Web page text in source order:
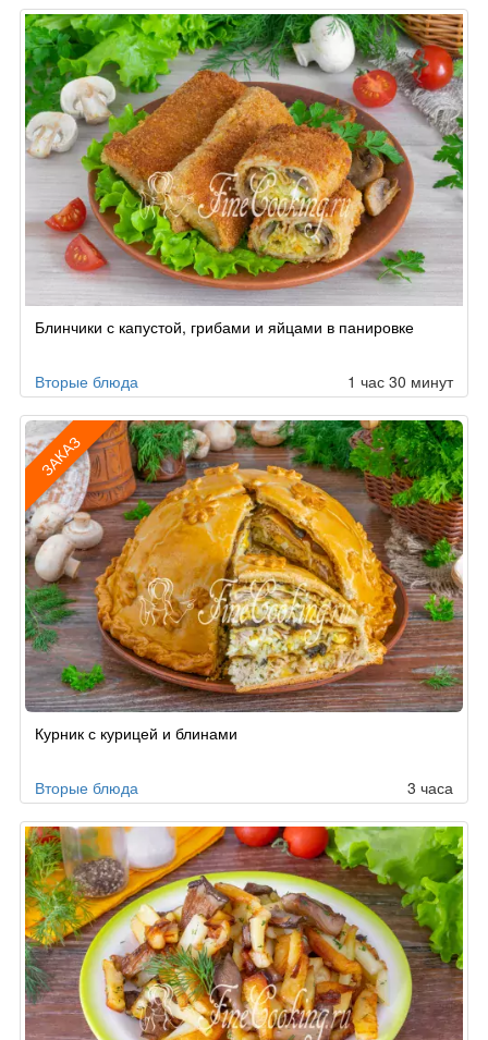
Блинчики с капустой, грибами и яйцами в панировке
Вторые блюда 1 час 30 минут
ЗАКАЗ
поКурник с курицей и блинами
Вторые блюда 3 часа